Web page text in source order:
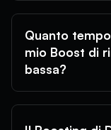
Quanto
mio Boost di
bassa?